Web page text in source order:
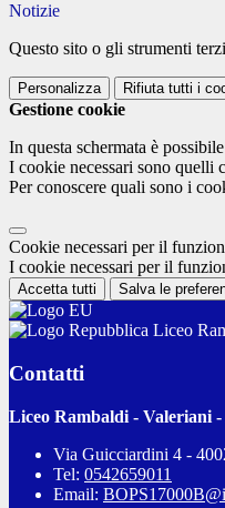
Notizie
Questo sito o gli strumenti
Personalizza Rifiuta tutti i
Gestione cookie
In questa schermata è
I cookie necessari sono quelli
Per conoscere quali sono i
Cookie necessari per il
I cookie necessari per il
Accetta tutti Salva le
Liceo
Contatti
Liceo Rambaldi - Valeriani
Via Guicciardini 4 -
Tel: 0542659011
Email: